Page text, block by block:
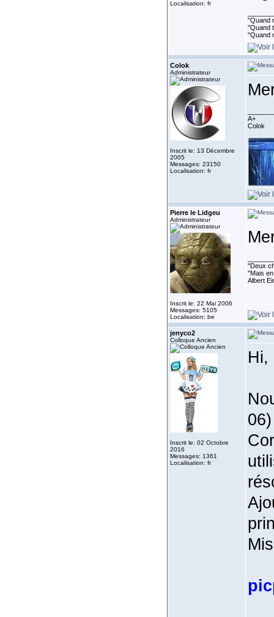
Localisation: fr
"Quand
"Quand
"Quand
Colok
Administrateur
Inscrit le: 13 Décembre
2005
Messages: 23150
Localisation: fr
A+
Colok
Pierre le Lidgeu
Administrateur
Inscrit le: 22 Mai 2006
Messages: 5105
Localisation: be
''Deux
"Mais
Albert
jenyco2
Colloque Ancien
Inscrit le: 02 Octobre
2016
Messages: 1361
Localisation: fr
Hi,
06)